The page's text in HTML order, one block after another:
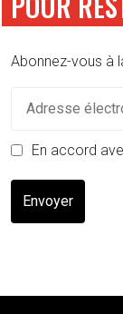
Abonnez-vous à
En accord
Envoyer